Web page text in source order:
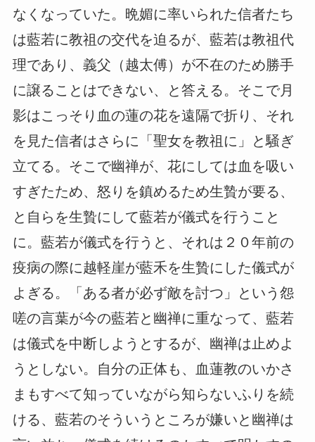
なくなっていた。晩媚に率いられた信者たち
は藍若に教祖の交代を迫るが、藍若は教祖代
理であり、義父（越太傅）が不在のため勝手
に譲ることはできない、と答える。そこで月
影はこっそり血の蓮の花を遠隔で折り、それ
を見た信者はさらに「聖女を教祖に」と騒ぎ
立てる。そこで幽禅が、花にしては血を吸い
すぎたため、怒りを鎮めるため生贄が要る、
と自らを生贄にして藍若が儀式を行うこと
に。藍若が儀式を行うと、それは２０年前の
疫病の際に越軽崖が藍禾を生贄にした儀式が
よぎる。「ある者が必ず敵を討つ」という怨
嗟の言葉が今の藍若と幽禅に重なって、藍若
は儀式を中断しようとするが、幽禅は止めよ
うとしない。自分の正体も、血蓮教のいかさ
まもすべて知っていながら知らないふりを続
ける、藍若のそういうところが嫌いと幽禅は